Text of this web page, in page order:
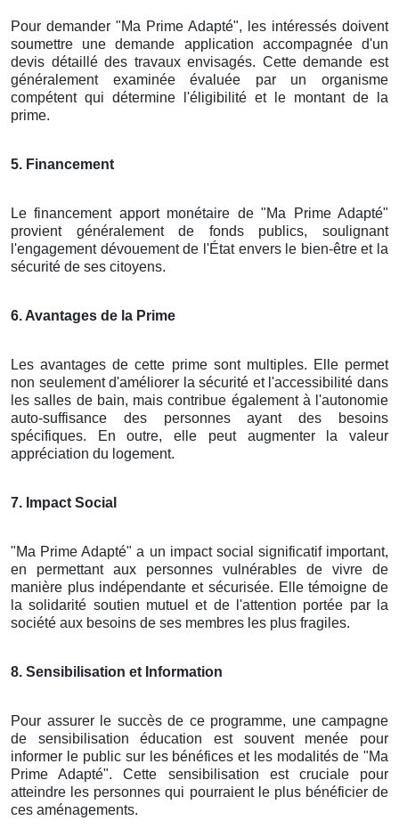
Pour demander "Ma Prime Adapté", les intéressés doivent
soumettre une demande application accompagnée d'un
devis détaillé des travaux envisagés. Cette demande est
généralement examinée évaluée par un organisme
compétent qui détermine l'éligibilité et le montant de la
prime.
5. Financement
Le financement apport monétaire de "Ma Prime Adapté"
provient généralement de fonds publics, soulignant
l'engagement dévouement de l'État envers le bien-être et la
sécurité de ses citoyens.
6. Avantages de la Prime
Les avantages de cette prime sont multiples. Elle permet
non seulement d'améliorer la sécurité et l'accessibilité dans
les salles de bain, mais contribue également à l'autonomie
auto-suffisance des personnes ayant des besoins
spécifiques. En outre, elle peut augmenter la valeur
appréciation du logement.
7. Impact Social
"Ma Prime Adapté" a un impact social significatif important,
en permettant aux personnes vulnérables de vivre de
manière plus indépendante et sécurisée. Elle témoigne de
la solidarité soutien mutuel et de l'attention portée par la
société aux besoins de ses membres les plus fragiles.
8. Sensibilisation et Information
Pour assurer le succès de ce programme, une campagne
de sensibilisation éducation est souvent menée pour
informer le public sur les bénéfices et les modalités de "Ma
Prime Adapté". Cette sensibilisation est cruciale pour
atteindre les personnes qui pourraient le plus bénéficier de
ces aménagements.